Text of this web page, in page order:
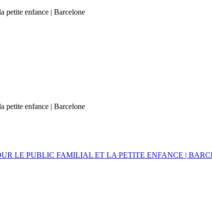
petite enfance | Barcelone
petite enfance | Barcelone
LE PUBLIC FAMILIAL ET LA PETITE ENFANCE |